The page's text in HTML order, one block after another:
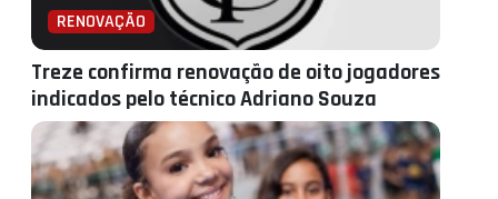
RENOVAÇÃO
Treze confirma renovação de oito jogadores
indicados pelo técnico Adriano Souza